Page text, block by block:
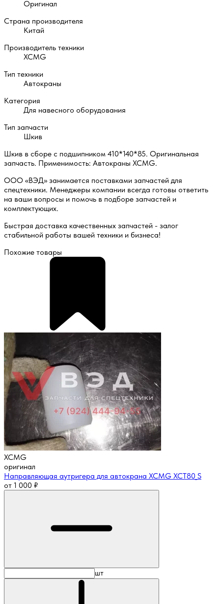
Оригинал
Страна производителя
Китай
Производитель техники
XCMG
Тип техники
Автокраны
Категория
Для навесного оборудования
Тип запчасти
Шкив
Шкив в сборе с подшипником 410*140*85. Оригинальная
запчасть. Применимость: Автокраны XCMG.
ООО «ВЭД» занимается поставками запчастей для
спецтехники. Менеджеры компании всегда готовы ответить
на ваши вопросы и помочь в подборе запчастей и
комплектующих.
Быстрая доставка качественных запчастей - залог
стабильной работы вашей техники и бизнеса!
Похожие товары
XCMG
оригинал
Направляющая аутригера для автокрана XCMG XCT80_S
от 1 000 ₽
шт